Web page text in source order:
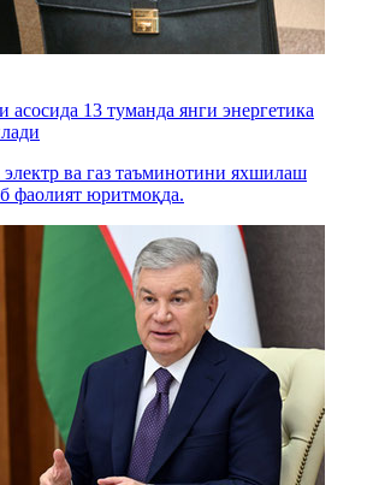
асосида 13 туманда янги энергетика
ва газ таъминотини яхшилаш
фаолият юритмоқда.